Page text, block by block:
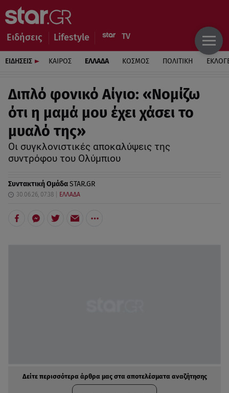
Ειδήσεις Lifestyle
ΕΙΔΗΣΕΙΣ ΚΑΙΡΟΣ ΕΛΛΑΔΑ ΚΟΣΜΟΣ ΠΟΛΙΤΙΚΗ
Διπλό φονικό Αίγιο: «Νομίζω
ότι η μαμά μου έχει χάσει το
μυαλό της»
Οι συγκλονιστικές αποκαλύψεις της
συντρόφου του Ολύμπιου
Συντακτική ΟμάδαSTAR.GR
30.06.26, 07:38 ΕΛΛΑΔΑ
Δείτε περισσότερα άρθρα μας στα αποτελέσματα αναζήτησης